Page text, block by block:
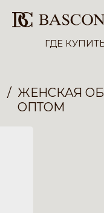
ГДЕ
ЖЕНСКАЯ
ОПТОМ